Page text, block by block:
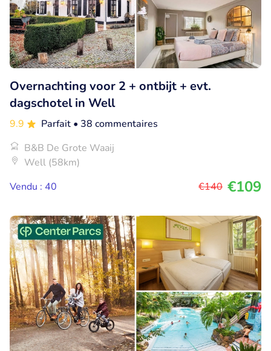
Overnachting voor 2 + ontbijt + evt.
dagschotel in Well
9.9 Parfait • 38 commentaires
B&B De Grote Waaij
Well (58km)
Vendu : 40
€140 €109